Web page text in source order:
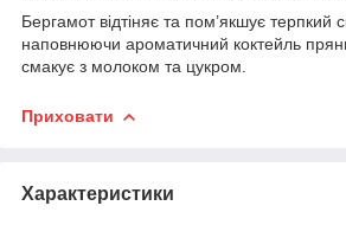
Бергамот відтіняє та пом’якшує терпкий
наповнюючи ароматичний коктейль
смакує з молоком та цукром.
Приховати
Характеристики